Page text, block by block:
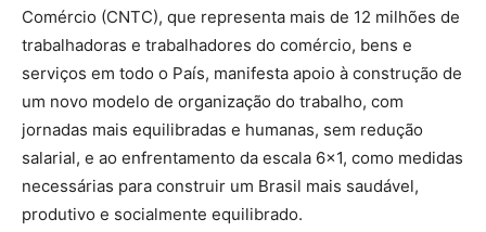
Comércio (CNTC), que representa mais de 12 milhões de
trabalhadoras e trabalhadores do comércio, bens e
serviços em todo o País, manifesta apoio à construção de
um novo modelo de organização do trabalho, com
jornadas mais equilibradas e humanas, sem redução
salarial, e ao enfrentamento da escala 6×1, como medidas
necessárias para construir um Brasil mais saudável,
produtivo e socialmente equilibrado.